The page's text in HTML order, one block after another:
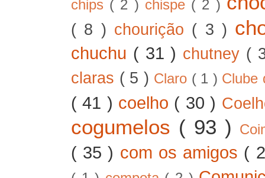
chips ( 2 ) chispe ( 2 )
( 8 ) chourição ( 3 )
chuchu ( 31 ) chutney (
claras ( 5 ) Claro ( 1 ) Clube
( 41 ) coelho ( 30 )
cogumelos ( 93 )
( 35 ) com os amigos (